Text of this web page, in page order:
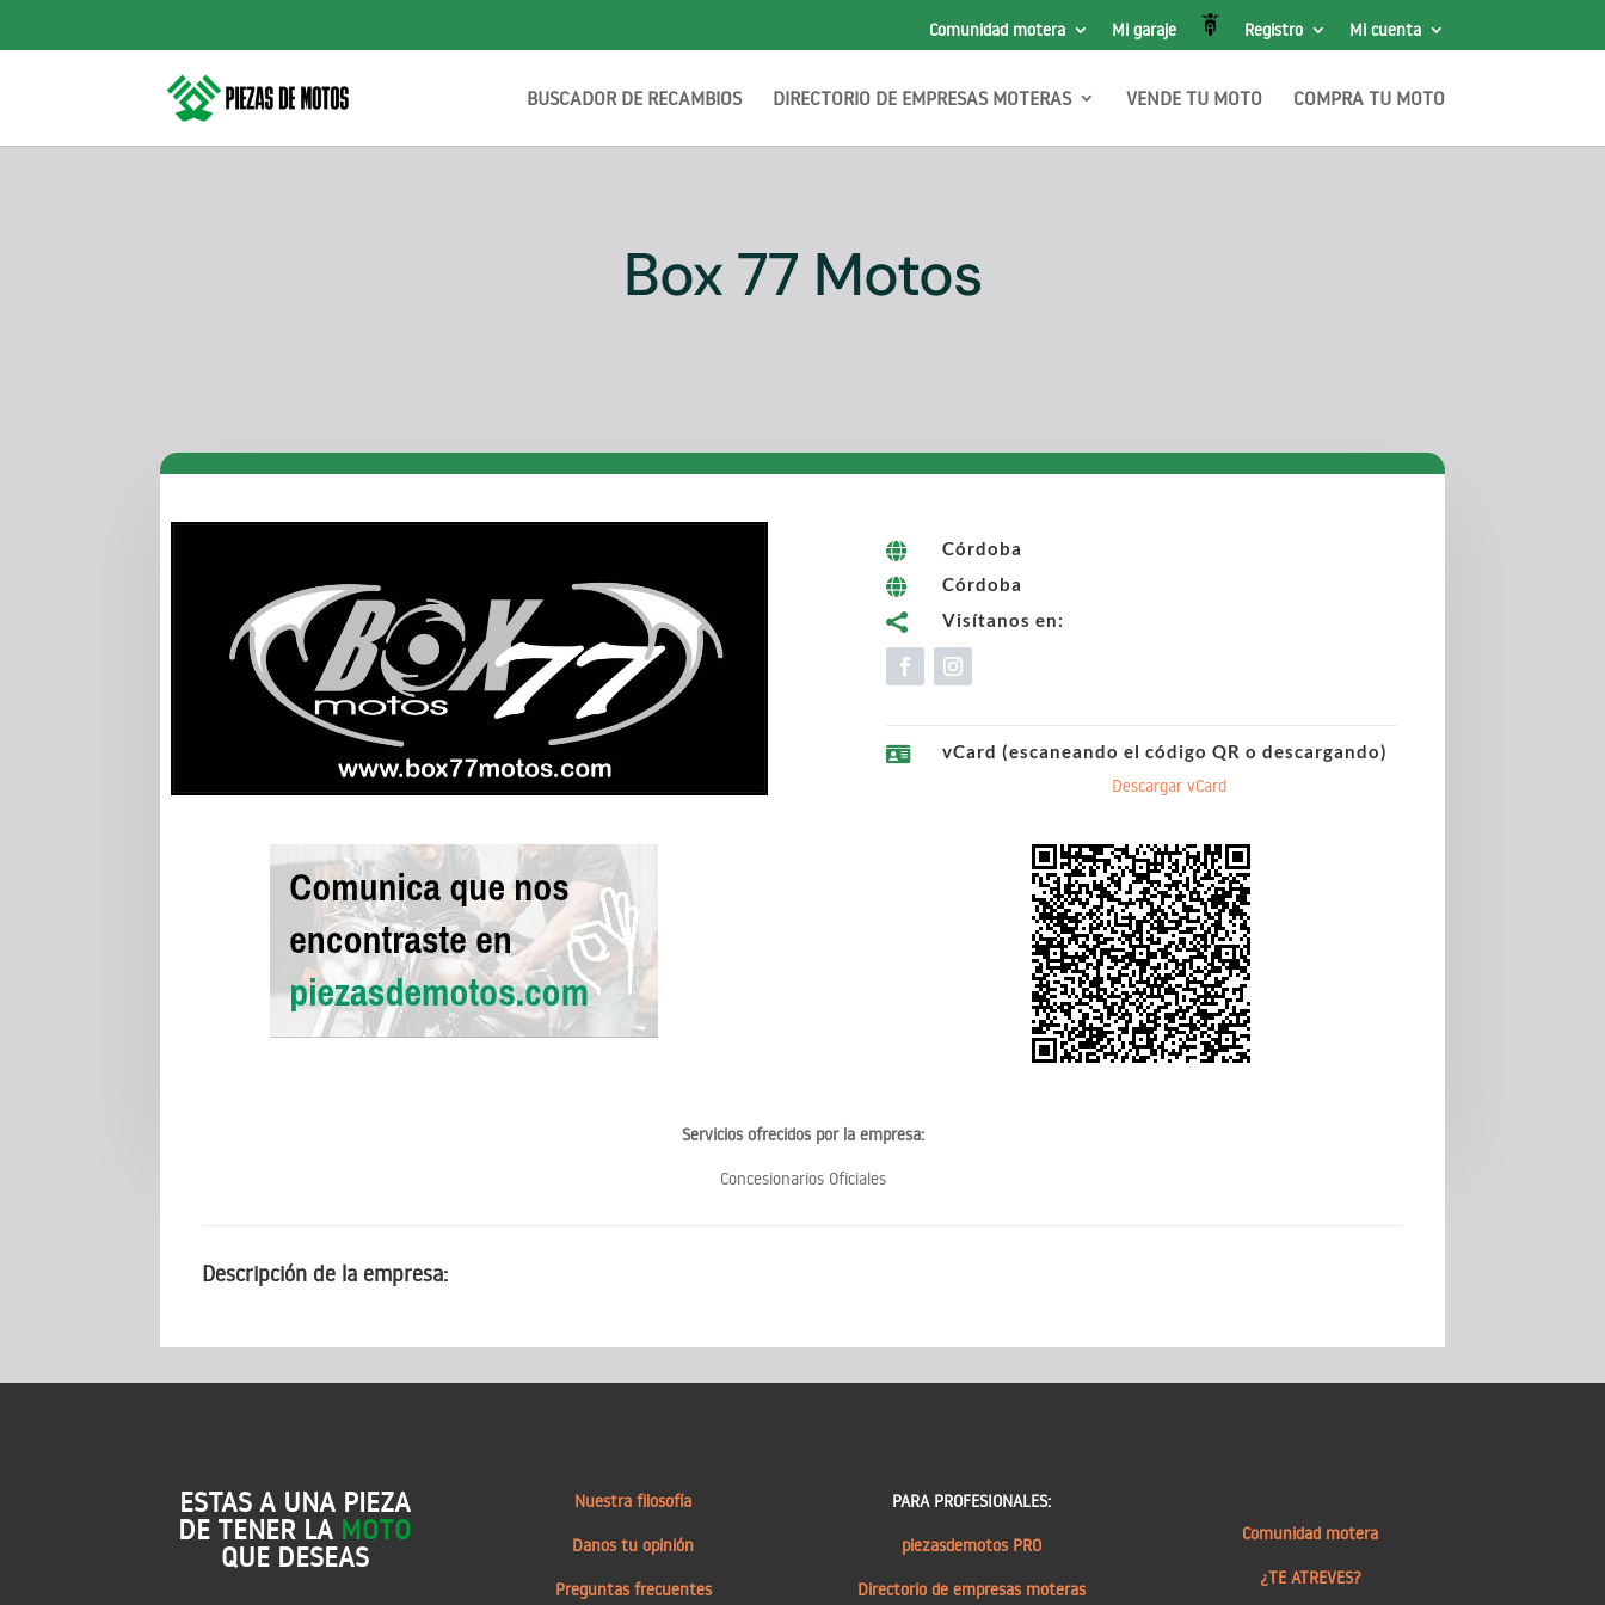
Comunidad motera Mi garaje Registro Mi cuenta
BUSCADOR DE RECAMBIOS DIRECTORIO DE EMPRESAS MOTERAS VENDE TU MOTO COMPRA TU MOTO
Box 77 Motos

Córdoba

Córdoba

Visítanos en:

vCard (escaneando el código QR o descargando)
Descargar vCard
Servicios ofrecidos por la empresa:
Concesionarios Oficiales
Descripción de la empresa:
ESTAS A UNA PIEZA
DE TENER LA MOTO
QUE DESEAS
Nuestra filosofía
Danos tu opinión
Preguntas frecuentes
PARA PROFESIONALES:
piezasdemotos PRO
Directorio de empresas moteras
Comunidad motera
¿TE ATREVES?